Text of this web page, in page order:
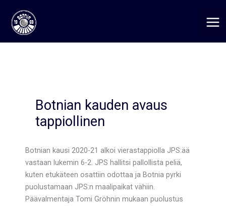
sisältöön
Botnian kauden avaus
tappiollinen
Botnian kausi 2020-21 alkoi vierastappiolla JPS:ää
vastaan lukemin 6-2. JPS hallitsi pallollista peliä,
kuten etukäteen osattiin odottaa ja Botnia pyrki
puolustamaan JPS:n maalipaikat vähiin.
Päävalmentaja Tomi Gröhnin mukaan puolustus